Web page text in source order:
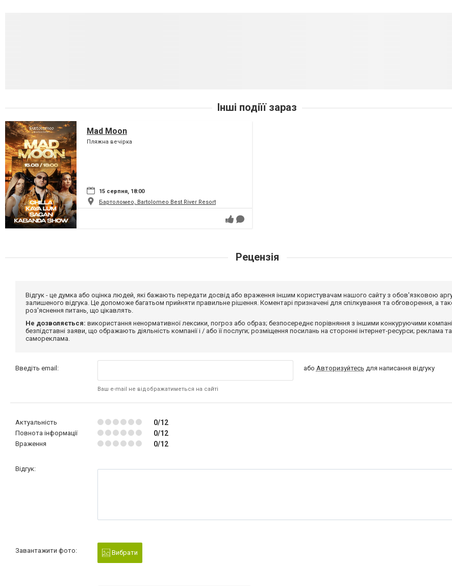
Інші подіїї зараз
Mad Moon
Пляжна вечірка
15 серпня, 18:00
Бартоломео, Bartolomeo Best River Resort
Рецензія
Відгук - це думка або оцінка людей, які бажають передати досвід або враження іншим користувачам нашого сайту з обов'язковою
залишеного відгука. Це допоможе багатьом прийняти правильне рішення. Коментарі призначені для спілкування та обговорення, а
роз'яснення питань, що цікавлять.
Не дозволяється: використання ненормативної лексики, погроз або образ; безпосереднє порівняння з іншими конкуруючими
безпідставні заяви, що ображають діяльність компанії і / або її послуги; розміщення посилань на сторонні інтернет-ресурси; реклама та
самореклама.
Введіть email:
Ваш e-mail не відображатиметься на сайті
або Авторизуйтесь для написання відгуку
Актуальність 0/12
Повнота інформації 0/12
Враження 0/12
Відгук:
Завантажити фото: Вибрати